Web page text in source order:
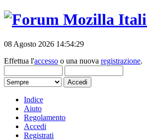
08 Agosto 2026 14:54:29
Effettua l'accesso o una nuova registrazione.
Indice
Aiuto
Regolamento
Accedi
Registrati